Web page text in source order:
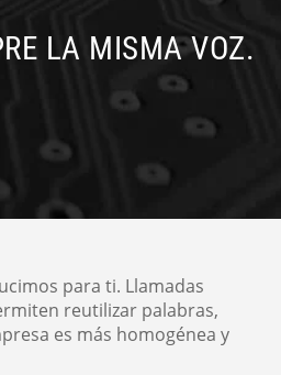
LA MISMA VOZ.
para ti. Llamadas
reutilizar palabras,
es más homogénea y